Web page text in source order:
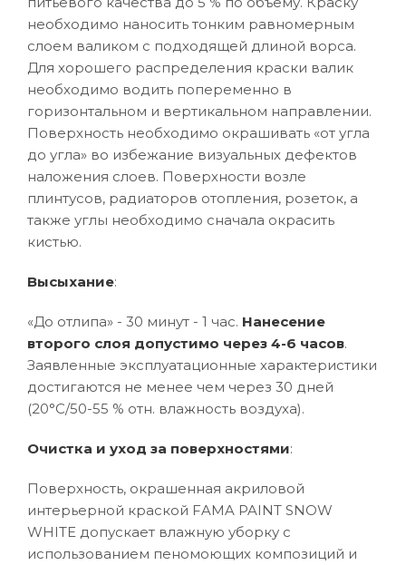
необходимо наносить тонким равномерным
слоем валиком с подходящей длиной ворса.
Для хорошего распределения краски валик
необходимо водить попеременно в
горизонтальном и вертикальном направлении.
Поверхность необходимо окрашивать «от угла
до угла» во избежание визуальных дефектов
наложения слоев. Поверхности возле
плинтусов, радиаторов отопления, розеток, а
также углы необходимо сначала окрасить
кистью.
Высыхание:
«До отлипа» - 30 минут - 1 час. Нанесение
второго слоя допустимо через 4-6 часов.
Заявленные эксплуатационные характеристики
достигаются не менее чем через 30 дней
(20°C/50-55 % отн. влажность воздуха).
Очистка и уход за поверхностями:
Поверхность, окрашенная акриловой
интерьерной краской FAMA PAINT SNOW
WHITE допускает влажную уборку с
использованием пеномоющих композиций и